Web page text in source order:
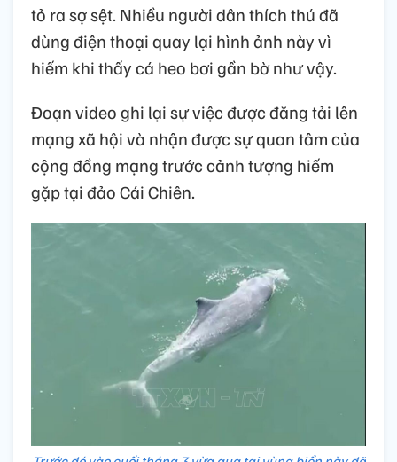
tỏ ra sợ sệt. Nhiều người dân thích thú đã
dùng điện thoại quay lại hình ảnh này vì
hiếm khi thấy cá heo bơi gần bờ như vậy.
Đoạn video ghi lại sự việc được đăng tải lên
mạng xã hội và nhận được sự quan tâm của
cộng đồng mạng trước cảnh tượng hiếm
gặp tại đảo Cái Chiên.